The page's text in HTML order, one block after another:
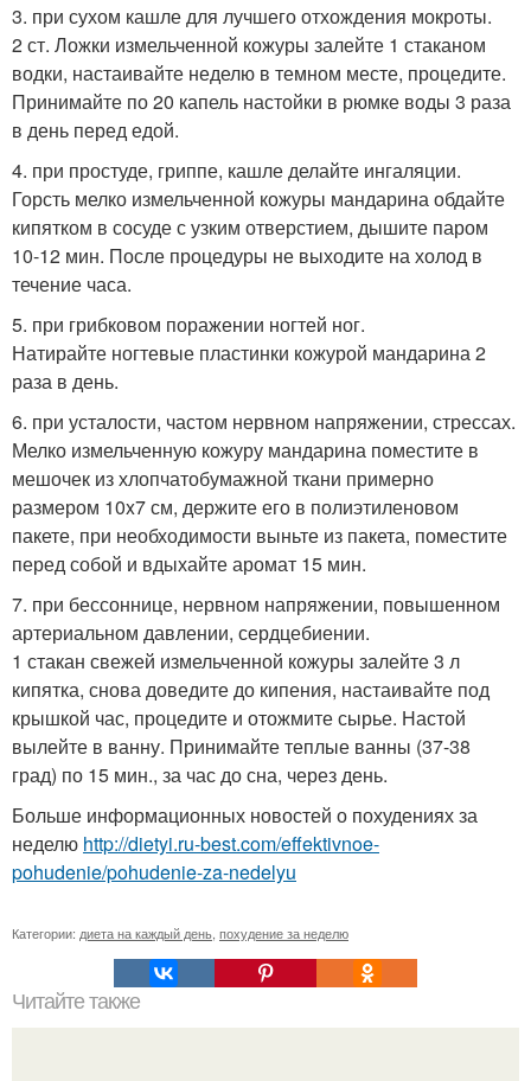
3. при сухом кашле для лучшего отхождения мокроты.
2 ст. Ложки измельченной кожуры залейте 1 стаканом
водки, настаивайте неделю в темном месте, процедите.
Принимайте по 20 капель настойки в рюмке воды 3 раза
в день перед едой.
4. при простуде, гриппе, кашле делайте ингаляции.
Горсть мелко измельченной кожуры мандарина обдайте
кипятком в сосуде с узким отверстием, дышите паром
10-12 мин. После процедуры не выходите на холод в
течение часа.
5. при грибковом поражении ногтей ног.
Натирайте ногтевые пластинки кожурой мандарина 2
раза в день.
6. при усталости, частом нервном напряжении, стрессах.
Мелко измельченную кожуру мандарина поместите в
мешочек из хлопчатобумажной ткани примерно
размером 10x7 см, держите его в полиэтиленовом
пакете, при необходимости выньте из пакета, поместите
перед собой и вдыхайте аромат 15 мин.
7. при бессоннице, нервном напряжении, повышенном
артериальном давлении, сердцебиении.
1 стакан свежей измельченной кожуры залейте 3 л
кипятка, снова доведите до кипения, настаивайте под
крышкой час, процедите и отожмите сырье. Настой
вылейте в ванну. Принимайте теплые ванны (37-38
град) по 15 мин., за час до сна, через день.
Больше информационных новостей о похудениях за
неделю http://dietyi.ru-best.com/effektivnoe-
pohudenie/pohudenie-za-nedelyu
Категории: диета на каждый день похудение за неделю
Читайте также